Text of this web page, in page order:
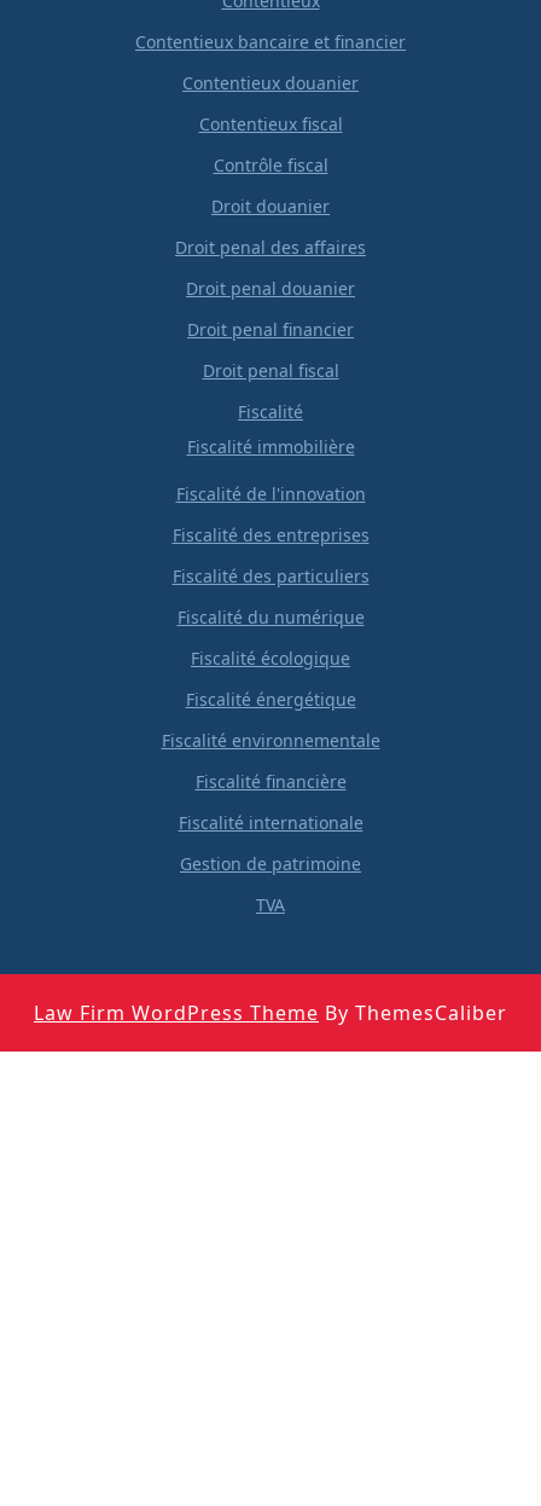
Contentieux bancaire et financier
Contentieux douanier
Contentieux fiscal
Contrôle fiscal
Droit douanier
Droit penal des affaires
Droit penal douanier
Droit penal financier
Droit penal fiscal
Fiscalité
Fiscalité immobilière
Fiscalité de l'innovation
Fiscalité des entreprises
Fiscalité des particuliers
Fiscalité du numérique
Fiscalité écologique
Fiscalité énergétique
Fiscalité environnementale
Fiscalité financière
Fiscalité internationale
Gestion de patrimoine
TVA
Law Firm WordPress Theme By ThemesCaliber